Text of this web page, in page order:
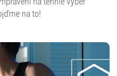
na to!